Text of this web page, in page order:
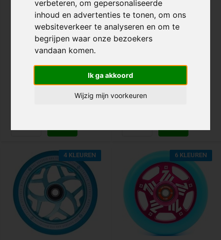
verbeteren, om gepersonaliseerde
inhoud en advertenties te tonen, om ons
websiteverkeer te analyseren en om te
begrijpen waar onze bezoekers
vandaan komen.
Ik ga akkoord
Wijzig mijn voorkeuren
Core Hex Hollow 110mm
Stuntstep Wiel 1-Pack
€ 39,95
Voor 20:00 besteld, morgen in
Root Industries
Scooterflow Wielen
Voor 20:00 besteld, morgen in
huis!
4 KLEUREN 6 KLEUREN